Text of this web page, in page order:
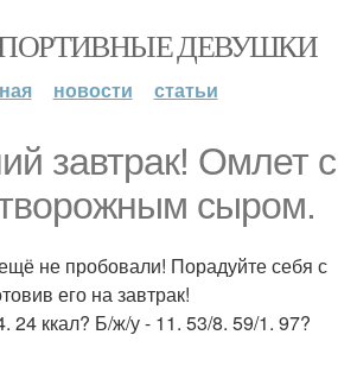
СПОРТИВНЫЕ ДЕВУШКИ
новости статьи
завтрак! Омлет с
сыром.
не пробовали! Порадуйте себя с
его на завтрак!
24 ккал? Б/ж/у - 11. 53/8. 59/1. 97?